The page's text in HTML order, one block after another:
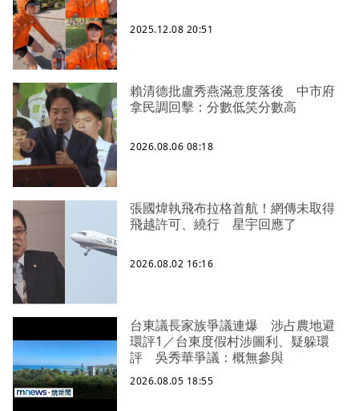
2025.12.08 20:51
賴清德批盧秀燕滿意度落後 中市府
拿民調回擊：分數低笑分數高
2026.08.06 08:18
張國煒執飛布拉格首航！網傳未取得
飛越許可、繞行 星宇回應了
2026.08.02 16:16
台東議長家族爭議連爆 涉占農地避
環評1／台東度假村涉圖利、疑躲環
評 吳秀華爭議：概無參與
2026.08.05 18:55